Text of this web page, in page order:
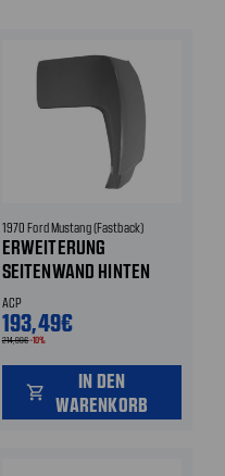
1970 Ford Mustang (Fastback)
ERWEITERUNG
SEITENWAND HINTEN
HINTEN RECHTS
ACP
193,49€
214,99€-10%
shopping_cart
IN DEN
WARENKORB